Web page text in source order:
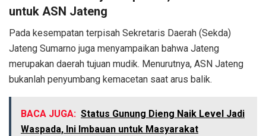
untuk ASN Jateng
Pada kesempatan terpisah Sekretaris Daerah (Sekda)
Jateng Sumarno juga menyampaikan bahwa Jateng
merupakan daerah tujuan mudik. Menurutnya, ASN Jateng
bukanlah penyumbang kemacetan saat arus balik.
BACA JUGA: Status Gunung Dieng Naik Level Jadi
Waspada, Ini Imbauan untuk Masyarakat